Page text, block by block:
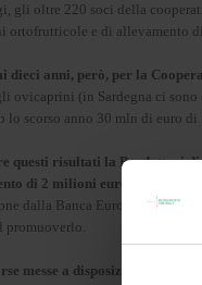
gli oltre 220 soci della
ortofrutticole e di allevamento
dieci anni, però, per la
ovicaprini (in Sardegna ci
lo scorso anno 30 mln di euro
questi risultati la Produttori
di 2 milioni euro della
dalla Banca Europea per gli
promuoverlo.
messe a disposizione da